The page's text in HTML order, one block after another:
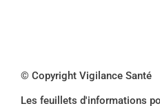
© Copyright Vigilance Santé
Les feuillets d'informations